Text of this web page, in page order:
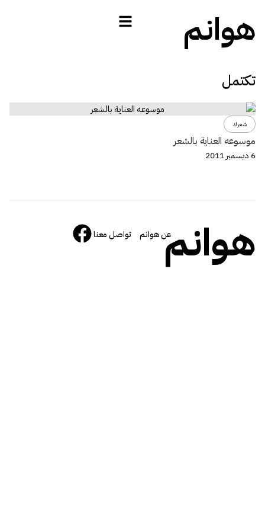
هوانم
تكتمل
شعرك
موسوعه العناية بالشعر
6 ديسمبر 2011
هوانمعن هوانم تواصل معنا